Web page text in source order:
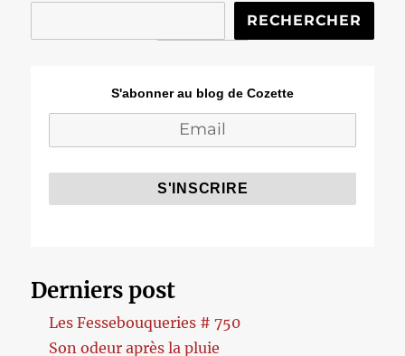
RECHERCHER
S'abonner au blog de Cozette
Derniers post
Les Fessebouqueries # 750
Son odeur après la pluie